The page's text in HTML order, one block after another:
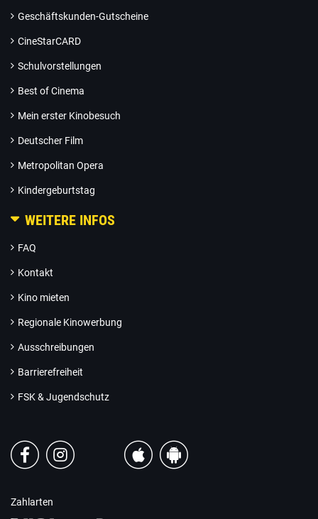
Geschäftskunden-Gutscheine
CineStarCARD
Schulvorstellungen
Best of Cinema
Mein erster Kinobesuch
Deutscher Film
Metropolitan Opera
Kindergeburtstag
WEITERE INFOS
FAQ
Kontakt
Kino mieten
Regionale Kinowerbung
Ausschreibungen
Barrierefreiheit
FSK & Jugendschutz
Zahlarten